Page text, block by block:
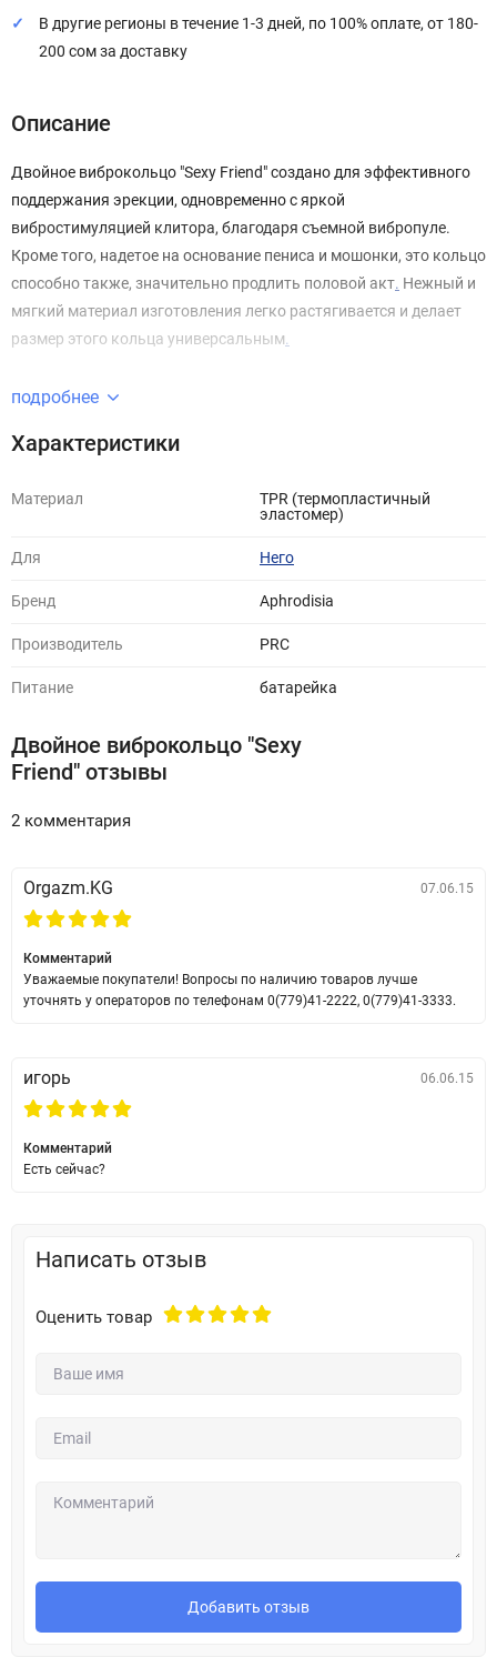
В другие регионы в течение 1-3 дней, по 100% оплате, от 180-
200 сом за доставку
Описание
Двойное виброкольцо "Sexy Friend" создано для эффективного
поддержания эрекции, одновременно с яркой
вибростимуляцией клитора, благодаря съемной вибропуле.
Кроме того, надетое на основание пениса и мошонки, это кольцо
способно также, значительно продлить половой акт. Нежный и
мягкий материал изготовления легко растягивается и делает
размер этого кольца универсальным.
Кольцо выполнено из безопасного материала, который не
температуру тела. Переключение режимов вибрации
батарейки для вибропули включены в комплект поставки. Не
подробнее
Характеристики
Материал
TPR (термопластичный
эластомер)
Для Него
Бренд Aphrodisia
Производитель PRC
Питание батарейка
Двойное виброкольцо "Sexy
Friend" отзывы
2 комментария
Orgazm.KG 07.06.15
Комментарий
Уважаемые покупатели! Вопросы по наличию товаров лучше
уточнять у операторов по телефонам 0(779)41-2222, 0(779)41-3333.
игорь 06.06.15
Комментарий
Есть сейчас?
Написать отзыв
Оценить товар
Добавить отзыв